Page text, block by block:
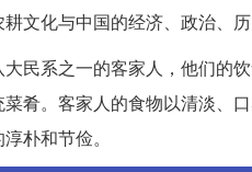
文化与中国的经济、政治、
民系之一的客家人，他们的
菜肴。客家人的食物以清淡、
朴和节俭。